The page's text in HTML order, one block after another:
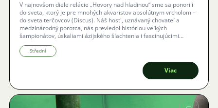
V najnovšom diele relácie „Hovory nad hladinou“ sme sa ponorili
do sveta, ktorý je pre mnohých akvaristov absolútnym vrcholom –
do sveta terčovcov (Discus). Náš host', uznávaný chovateľ a
medzinárodný porotca, nás previedol históriou veľkých
šampionátov, úskaliami ázijského šľachtenia i fascinujúcimi
detailmi z ich prirodzeného odchovu.
Střední
Viac